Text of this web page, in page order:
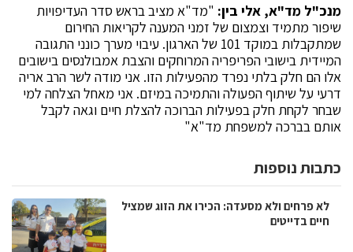
מנכ"ל מד"א, אלי בין: "מד"א מציב בראש סדר העדיפויות
שיפור מתמיד וצמצום של זמני המענה לקריאות החירום
שמתקבלות במוקד 101 של הארגון. עיבוי מערך כונני התגובה
המיידית בישובי הפריפריה המרוחקים והצבת אמבולנסים בישובים
אלו הם חלק בלתי נפרד מהפעילות הזו. אני מודה לשר הרב אריה
דרעי על שיתוף הפעולה והתמיכה במיזם. אני מאחל הצלחה למי
שבחר לקחת חלק בפעילות הברוכה להצלת חיים וגאה לקבל
אותם בברכה למשפחת מד"א"
כתבות נוספות
לא פרחים ולא מסעדה: הכירו את הזוג שמציל
חיים בדייטים